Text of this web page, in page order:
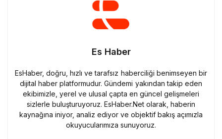
Es Haber
EsHaber, doğru, hızlı ve tarafsız haberciliği benimseyen bir
dijital haber platformudur. Gündemi yakından takip eden
ekibimizle, yerel ve ulusal çapta en güncel gelişmeleri
sizlerle buluşturuyoruz. EsHaber.Net olarak, haberin
kaynağına iniyor, analiz ediyor ve objektif bakış açımızla
okuyucularımıza sunuyoruz.